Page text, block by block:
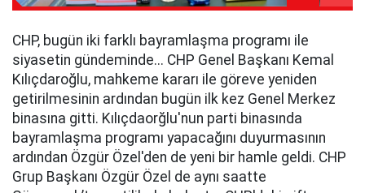
CHP, bugün iki farklı bayramlaşma programı ile
siyasetin gündeminde... CHP Genel Başkanı Kemal
Kılıçdaroğlu, mahkeme kararı ile göreve yeniden
getirilmesinin ardından bugün ilk kez Genel Merkez
binasına gitti. Kılıçdaorğlu'nun parti binasında
bayramlaşma programı yapacağını duyurmasının
ardından Özgür Özel'den de yeni bir hamle geldi. CHP
Grup Başkanı Özgür Özel de aynı saatte